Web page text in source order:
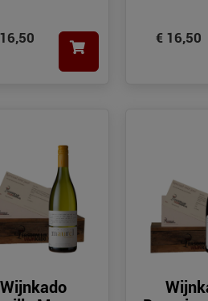
dOc IGP
€ 16,50
Wijnkado